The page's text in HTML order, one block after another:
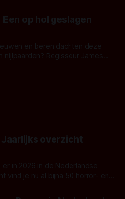
maar onheilspellends,
De Groen met ieder woord
op hol geslagen
en beren dachten deze
nijlpaarden? Regisseur James
overzicht
in 2026 in de Nederlandse
vind je nu al bijna 50 horror- en